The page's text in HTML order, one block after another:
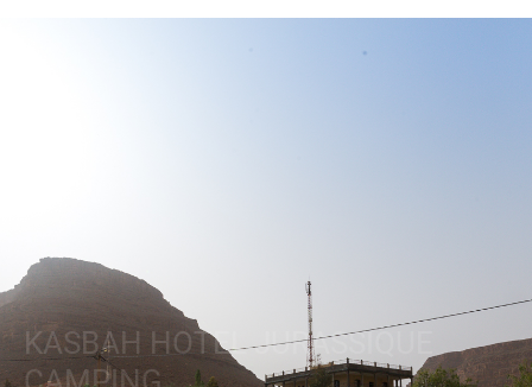
KASBAH HOTEL JURASSIQUE